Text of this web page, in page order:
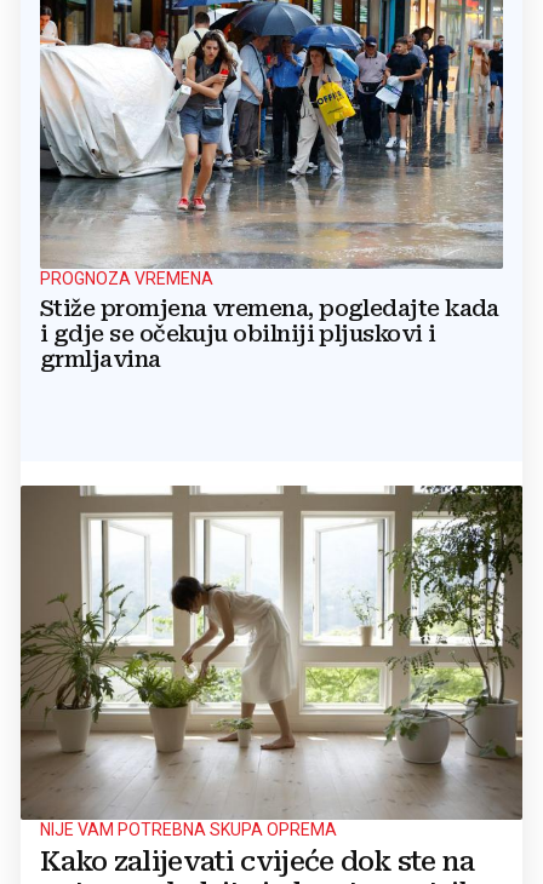
PROGNOZA VREMENA
Stiže promjena vremena, pogledajte kada
i gdje se očekuju obilniji pljuskovi i
grmljavina
NIJE VAM POTREBNA SKUPA OPREMA
Kako zalijevati cvijeće dok ste na